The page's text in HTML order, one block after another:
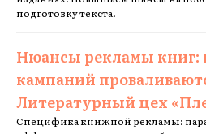
подготовку текста.
Нюансы рекламы книг:
кампаний
Литературный цех
Специфика книжной рекламы: